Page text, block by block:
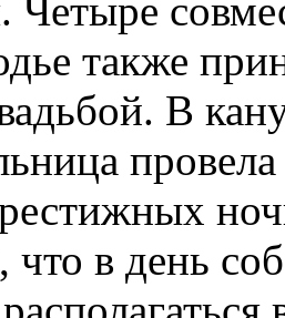
Четыре
также
В
что в день